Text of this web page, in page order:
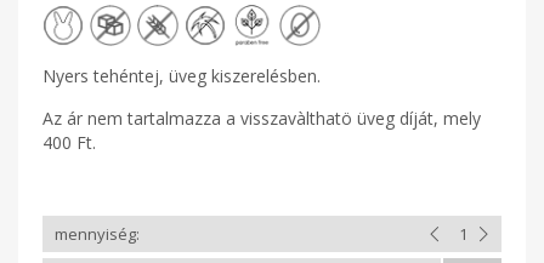
Nyers tehéntej, üveg kiszerelésben.
Az ár nem tartalmazza a visszavàlthatö üveg díját, mely
400 Ft.